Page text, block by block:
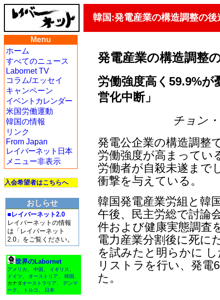
韓国:発電産業の構造調整の
Menu
ホーム
すべてのニュース
Labornet TV
コラム/エッセイ
キャンペーン
イベントカレンダー
米国労働運動
韓国の情報
リンク
From Japan
レイバーネット日本
メニュー非表示
入会希望者はこちらへ
おしらせ
■レイバーネット2.0
レイバーネットの情報
は「レイバーネット
2.0」をご覧ください。
世界のLabornet
アメリカ 中国 イギリス
ドイツ
オーストリア 韓国
カナダオーストラリア
デンマ
ーク
トルコ 日本
発電産業の構造調整
労働強度高く59.9%が
営化中断」
チョン
発電公企業の構造調整
労働強度が高まってい
労働者が自殺未遂まで
衝撃を与えている。
韓国発電産業労組と韓
午後、民主労総で討論
件および健康実態調査
電力産業分割後に死に
を試みたと明らかに
リストラを行い、発電
た。